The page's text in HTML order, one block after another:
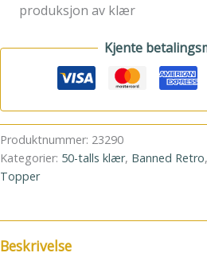
produksjon av klær
Kjente
Produktnummer: 23290
Kategorier: 50-talls klær, Banned Retro,
Topper
Beskrivelse